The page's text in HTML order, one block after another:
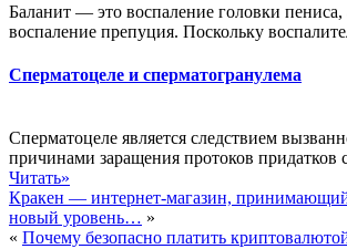
Баланит — это воспаление головки
воспаление препуция. Поскольку
Сперматоцеле и сперматогранулема
Сперматоцеле является следствием
причинами заращения протоков придатков
Читать»
Кракен — интернет-магазин,
новый уровень… »
« Почему безопасно платить